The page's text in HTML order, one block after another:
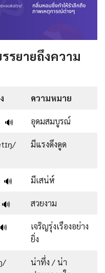
ยายถึงความ
ความหมาย
🔊 อุดมสมบูรณ์
มีแรงดึงดูด
🔊 มีเสน่ห์
🔊 สวยงาม
เจริญรุ่งเรืองอย่าง
ยิ่ง
น่าทึ่ง / น่า